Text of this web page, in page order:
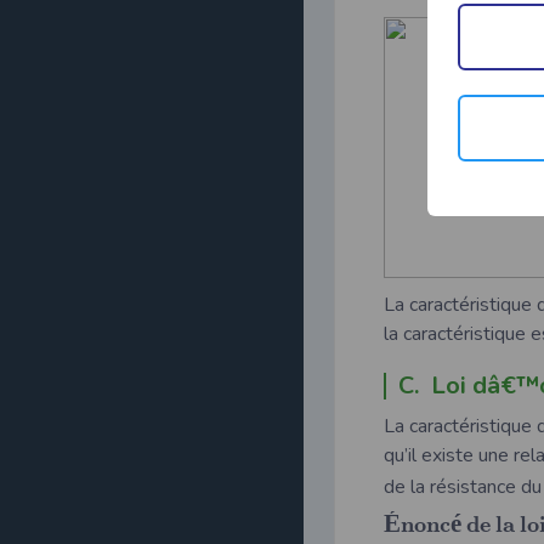
La caractéristique
la caractéristique
C. Loi
La caractéristique
qu’il existe une
de la résistance
Énoncédelalo